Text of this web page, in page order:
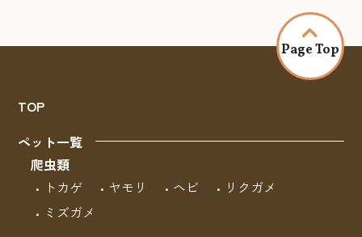
TOP
ペット一覧
爬虫類
トカゲ
ヤモリ ヘビ
リクガメ
ミズガメ
Page Top